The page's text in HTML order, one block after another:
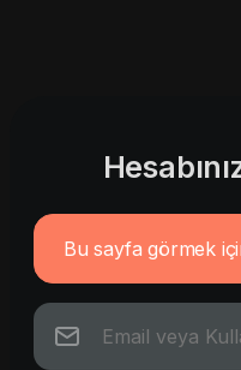
Bu sayfa görmek